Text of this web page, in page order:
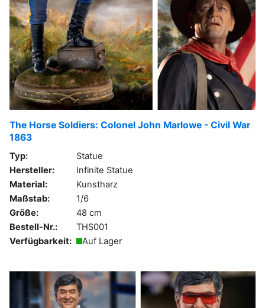
The Horse Soldiers: Colonel John Marlowe - Civil War
1863
Typ:
Statue
Hersteller:
Infinite Statue
Material:
Kunstharz
Maßstab:
1/6
Größe:
48 cm
Bestell-Nr.:
THS001
Verfügbarkeit:
Auf Lager